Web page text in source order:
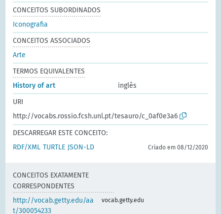
CONCEITOS SUBORDINADOS
Iconografia
CONCEITOS ASSOCIADOS
Arte
TERMOS EQUIVALENTES
History of art
inglês
URI
http://vocabs.rossio.fcsh.unl.pt/tesauro/c_0af0e3a6
DESCARREGAR ESTE CONCEITO:
RDF/XML TURTLE JSON-LD Criado em 08/12/2020
CONCEITOS EXATAMENTE
CORRESPONDENTES
http://vocab.getty.edu/aa
t/300054233
vocab.getty.edu